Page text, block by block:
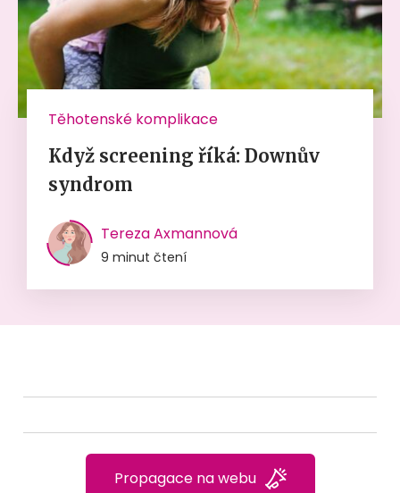
Těhotenské komplikace
Když screening říká: Downův
syndrom
Tereza Axmannová
9 minut čtení
Propagace na webu